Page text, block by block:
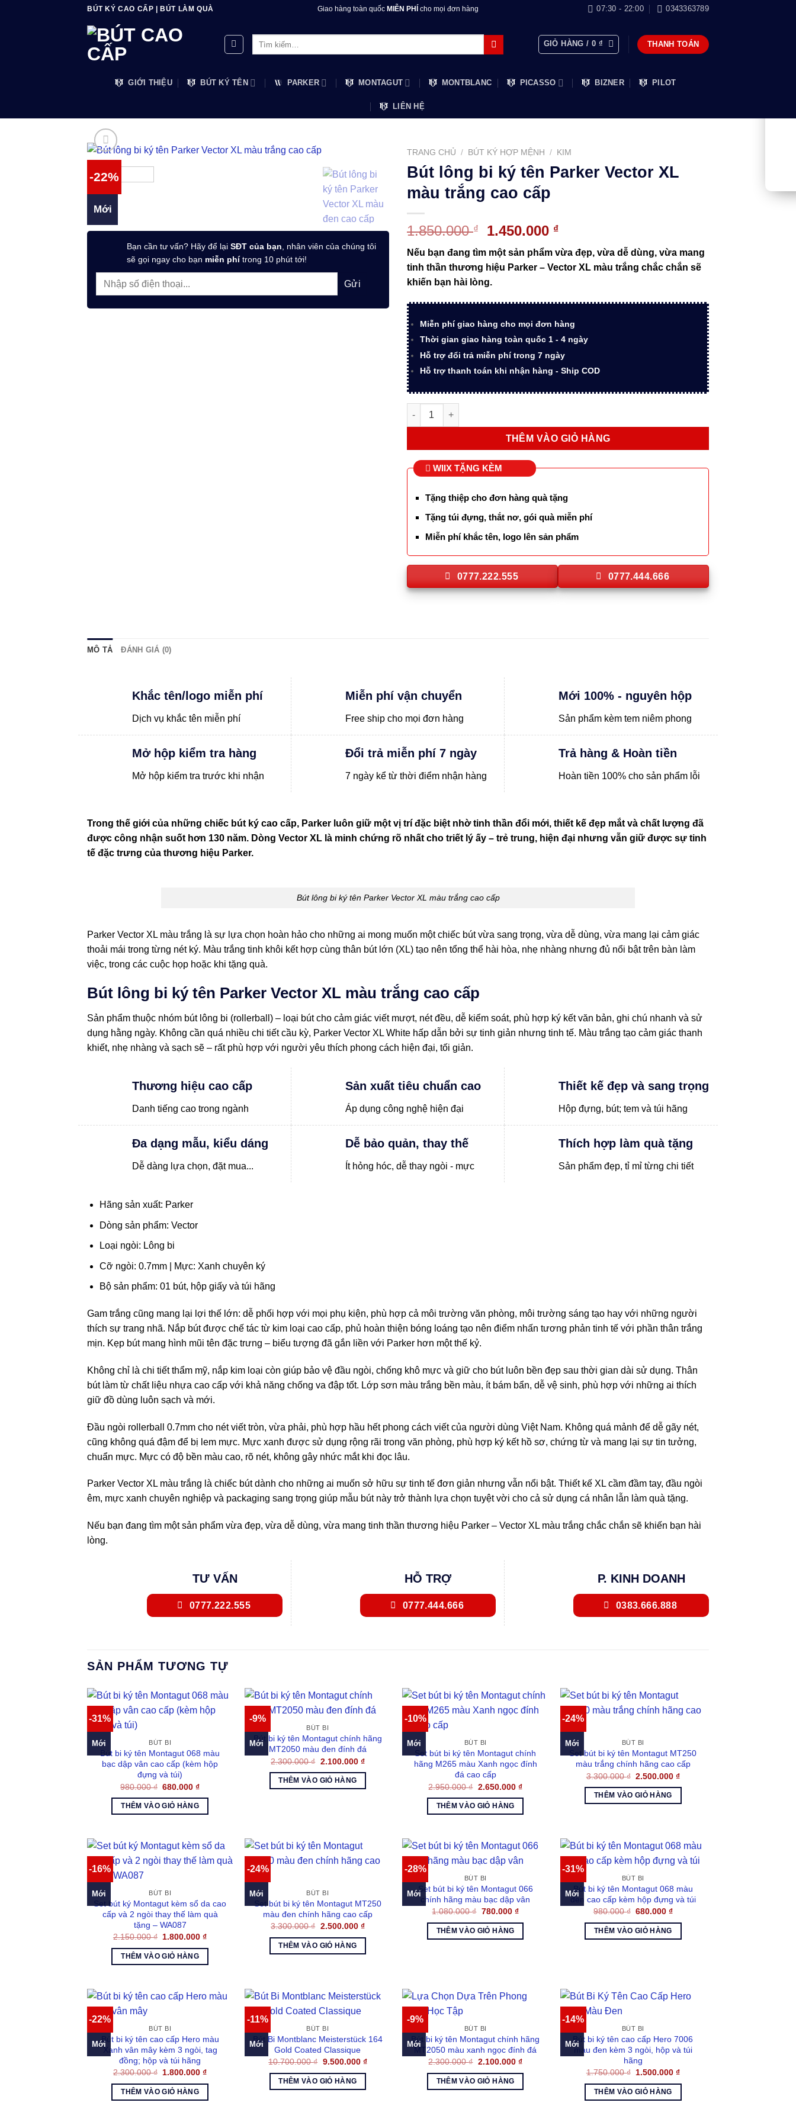
BÚT KÝ CAO CẤP | BÚT LÀM QUÀ Giao hàng toàn quốc MIỄN PHÍ cho mọi đơn hàng 07:30 - 22:00 0343363789
GIỎ HÀNG / 0 ₫ THANH TOÁN
GIỚI THIỆU BÚT KÝ TÊN PARKER MONTAGUT MONTBLANC PICASSO BIZNER PILOT
LIÊN HỆ
-22%
Mới
Bạn cần tư vấn? Hãy để lại SĐT của bạn, nhân viên của chúng tôi
sẽ gọi ngay cho bạn miễn phítrong 10 phút tới!
TRANG CHỦ / BÚT KÝ HỢP MỆNH / KIM
Bút lông bi ký tên Parker Vector XL
màu trắng cao cấp
1.850.000₫
Giá
gốc
là:
1.850.000 ₫.
1.450.000 ₫Giá
hiện
tại
là:
Nếu bạn đang tìm một sản phẩm vừa đẹp, vừa dễ dùng, vừa mang
tinh thần thương hiệu Parker – Vector XL màu trắng chắc chắn sẽ
khiến bạn hài lòng.
Miễn phí giao hàng cho mọi đơn hàng
Thời gian giao hàng toàn quốc 1 - 4 ngày
Hỗ trợ đổi trả miễn phí trong 7 ngày
Hỗ trợ thanh toán khi nhận hàng - Ship COD
Bút lông bi ký tên Parker Vector XL màu trắng cao cấp số lượng
THÊM VÀO GIỎ HÀNG
WIIX TẶNG KÈM
Tặng thiệp cho đơn hàng quà tặng
Tặng túi đựng, thắt nơ, gói quà miễn phí
Miễn phí khắc tên, logo lên sản phẩm
0777.222.555 0777.444.666
MÔ TẢ ĐÁNH GIÁ (0)
Khắc tên/logo miễn phí
Dịch vụ khắc tên miễn phí
Miễn phí vận chuyển
Free ship cho mọi đơn hàng
Mới 100% - nguyên hộp
Sản phẩm kèm tem niêm phong
Mở hộp kiểm tra hàng
Mở hộp kiểm tra trước khi nhận
Đổi trả miễn phí 7 ngày
7 ngày kể từ thời điểm nhận hàng
Trả hàng & Hoàn tiền
Hoàn tiền 100% cho sản phẩm lỗi
Trong thế giới của những chiếc bút ký cao cấp, Parker luôn giữ một vị trí đặc biệt nhờ tinh thần đổi mới, thiết kế đẹp mắt và chất lượng đã
được công nhận suốt hơn 130 năm. Dòng Vector XL là minh chứng rõ nhất cho triết lý ấy – trẻ trung, hiện đại nhưng vẫn giữ được sự tinh
tế đặc trưng của thương hiệu Parker.
Bút lông bi ký tên Parker Vector XL màu trắng cao cấp
Parker Vector XL màu trắng là sự lựa chọn hoàn hảo cho những ai mong muốn một chiếc bút vừa sang trọng, vừa dễ dùng, vừa mang lại cảm giác
thoải mái trong từng nét ký. Màu trắng tinh khôi kết hợp cùng thân bút lớn (XL) tạo nên tổng thể hài hòa, nhẹ nhàng nhưng đủ nổi bật trên bàn làm
việc, trong các cuộc họp hoặc khi tặng quà.
Bút lông bi ký tên Parker Vector XL màu trắng cao cấp
Sản phẩm thuộc nhóm bút lông bi (rollerball) – loại bút cho cảm giác viết mượt, nét đều, dễ kiểm soát, phù hợp ký kết văn bản, ghi chú nhanh và sử
dụng hằng ngày. Không cần quá nhiều chi tiết cầu kỳ, Parker Vector XL White hấp dẫn bởi sự tinh giản nhưng tinh tế. Màu trắng tạo cảm giác thanh
khiết, nhẹ nhàng và sạch sẽ – rất phù hợp với người yêu thích phong cách hiện đại, tối giản.
Thương hiệu cao cấp
Danh tiếng cao trong ngành
Sản xuất tiêu chuẩn cao
Áp dụng công nghệ hiện đại
Thiết kế đẹp và sang trọng
Hộp đựng, bút; tem và túi hãng
Đa dạng mẫu, kiểu dáng
Dễ dàng lựa chọn, đặt mua...
Dễ bảo quản, thay thế
Ít hỏng hóc, dễ thay ngòi - mực
Thích hợp làm quà tặng
Sản phẩm đẹp, tỉ mỉ từng chi tiết
Hãng sản xuất: Parker
Dòng sản phẩm: Vector
Loại ngòi: Lông bi
Cỡ ngòi: 0.7mm | Mực: Xanh chuyên ký
Bộ sản phẩm: 01 bút, hộp giấy và túi hãng
Gam trắng cũng mang lại lợi thế lớn: dễ phối hợp với mọi phụ kiện, phù hợp cả môi trường văn phòng, môi trường sáng tạo hay với những người
thích sự trang nhã. Nắp bút được chế tác từ kim loại cao cấp, phủ hoàn thiện bóng loáng tạo nên điểm nhấn tương phản tinh tế với phần thân trắng
mịn. Kẹp bút mang hình mũi tên đặc trưng – biểu tượng đã gắn liền với Parker hơn một thế kỷ.
Không chỉ là chi tiết thẩm mỹ, nắp kim loại còn giúp bảo vệ đầu ngòi, chống khô mực và giữ cho bút luôn bền đẹp sau thời gian dài sử dụng. Thân
bút làm từ chất liệu nhựa cao cấp với khả năng chống va đập tốt. Lớp sơn màu trắng bền màu, ít bám bẩn, dễ vệ sinh, phù hợp với những ai thích
giữ đồ dùng luôn sạch và mới.
Đầu ngòi rollerball 0.7mm cho nét viết tròn, vừa phải, phù hợp hầu hết phong cách viết của người dùng Việt Nam. Không quá mảnh để dễ gãy nét,
cũng không quá đậm để bị lem mực. Mực xanh được sử dụng rộng rãi trong văn phòng, phù hợp ký kết hồ sơ, chứng từ và mang lại sự tin tưởng,
chuẩn mực. Mực có độ bền màu cao, rõ nét, không gây nhức mắt khi đọc lâu.
Parker Vector XL màu trắng là chiếc bút dành cho những ai muốn sở hữu sự tinh tế đơn giản nhưng vẫn nổi bật. Thiết kế XL cầm đầm tay, đầu ngòi
êm, mực xanh chuyên nghiệp và packaging sang trọng giúp mẫu bút này trở thành lựa chọn tuyệt vời cho cả sử dụng cá nhân lẫn làm quà tặng.
Nếu bạn đang tìm một sản phẩm vừa đẹp, vừa dễ dùng, vừa mang tinh thần thương hiệu Parker – Vector XL màu trắng chắc chắn sẽ khiến bạn hài
lòng.
TƯ VẤN
0777.222.555
HỖ TRỢ
0777.444.666
P. KINH DOANH
0383.666.888
SẢN PHẨM TƯƠNG TỰ
-31%
Mới BÚT BI
Bút bi ký tên Montagut 068 màu
bạc dập vân cao cấp (kèm hộp
đựng và túi)
980.000₫ Giá
là:
980.000 ₫.
680.000₫Giá
THÊM VÀO GIỎ HÀNG
-9%
Mới
BÚT BI
Bút bi ký tên Montagut chính hãng
MT2050 màu đen đính đá
2.300.000₫ Giá
là:
2.300.000 ₫.
2.100.000 ₫Giá
THÊM VÀO GIỎ HÀNG
-10%
Mới BÚT BI
Set bút bi ký tên Montagut chính
hãng M265 màu Xanh ngọc đính
đá cao cấp
2.950.000₫ Giá
là:
2.950.000 ₫.
2.650.000 ₫Giá
THÊM VÀO GIỎ HÀNG
-24%
Mới BÚT BI
Set bút bi ký tên Montagut MT250
màu trắng chính hãng cao cấp
3.300.000₫ Giá
là:
3.300.000 ₫.
2.500.000₫Giá
THÊM VÀO GIỎ HÀNG
-16%
Mới BÚT BI
Set bút ký Montagut kèm sổ da cao
cấp và 2 ngòi thay thế làm quà
tặng – WA087
2.150.000₫ Giá
là:
2.150.000 ₫.
1.800.000₫Giá
THÊM VÀO GIỎ HÀNG
-24%
Mới BÚT BI
Set bút bi ký tên Montagut MT250
màu đen chính hãng cao cấp
3.300.000₫ Giá
là:
3.300.000 ₫.
2.500.000 ₫Giá
THÊM VÀO GIỎ HÀNG
-28%
Mới
BÚT BI
Set bút bi ký tên Montagut 066
chính hãng màu bạc dập vân
1.080.000₫ Giá
là:
1.080.000 ₫.
780.000 ₫Giá
THÊM VÀO GIỎ HÀNG
-31%
Mới
BÚT BI
Bút bi ký tên Montagut 068 màu
đen cao cấp kèm hộp đựng và túi
980.000₫ Giá
là:
980.000 ₫.
680.000₫Giá
THÊM VÀO GIỎ HÀNG
-22%
Mới
BÚT BI
Bút bi ký tên cao cấp Hero màu
Xanh vân mây kèm 3 ngòi, tag
đồng; hộp và túi hãng
2.300.000₫ Giá
là:
2.300.000 ₫.
1.800.000₫Giá
THÊM VÀO GIỎ HÀNG
-11%
Mới
BÚT BI
Bút Bi Montblanc Meisterstück 164
Gold Coated Classique
10.700.000₫ Giá
là:
10.700.000 ₫.
9.500.000 ₫Giá
THÊM VÀO GIỎ HÀNG
-9%
Mới
BÚT BI
Bút bi ký tên Montagut chính hãng
MT2050 màu xanh ngọc đính đá
2.300.000₫ Giá
là:
2.300.000 ₫.
2.100.000 ₫Giá
THÊM VÀO GIỎ HÀNG
-14%
Mới
BÚT BI
Bút bi ký tên cao cấp Hero 7006
màu đen kèm 3 ngòi, hộp và túi
hãng
1.750.000₫ Giá
là:
1.750.000 ₫.
1.500.000₫Giá
THÊM VÀO GIỎ HÀNG